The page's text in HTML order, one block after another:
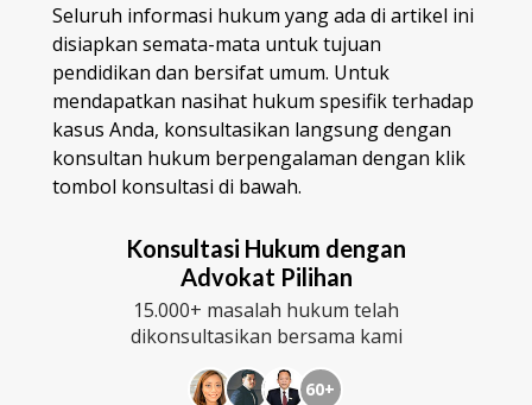
Seluruh informasi hukum yang ada di artikel ini
disiapkan semata-mata untuk tujuan
pendidikan dan bersifat umum. Untuk
mendapatkan nasihat hukum spesifik terhadap
kasus Anda, konsultasikan langsung dengan
konsultan hukum berpengalaman dengan klik
tombol konsultasi di bawah.
Konsultasi Hukum dengan
Advokat Pilihan
15.000+ masalah hukum telah
dikonsultasikan bersama kami
60+